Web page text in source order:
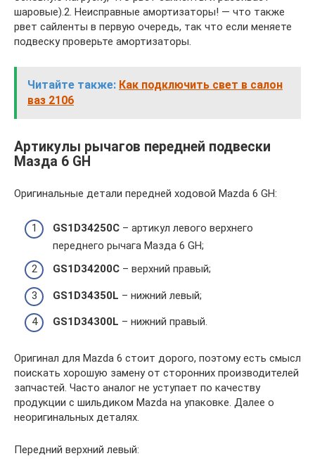
шаровые).2. Неисправные амортизаторы! — что также
рвет сайленты в первую очередь, так что если меняете
подвеску проверьте амортизаторы.
Читайте также: Как подключить свет в салон
ваз 2106
Артикулы рычагов передней подвески
Мазда 6 GH
Оригинальные детали передней ходовой Mazda 6 GH:
GS1D34250C – артикул левого верхнего
переднего рычага Мазда 6 GH;
GS1D34200C – верхний правый;
GS1D34350L – нижний левый;
GS1D34300L – нижний правый.
Оригинал для Mazda 6 стоит дорого, поэтому есть смысл
поискать хорошую замену от сторонних производителей
запчастей. Часто аналог не уступает по качеству
продукции с шильдиком Mazda на упаковке. Далее о
неоригинальных деталях.
Передний верхний левый: